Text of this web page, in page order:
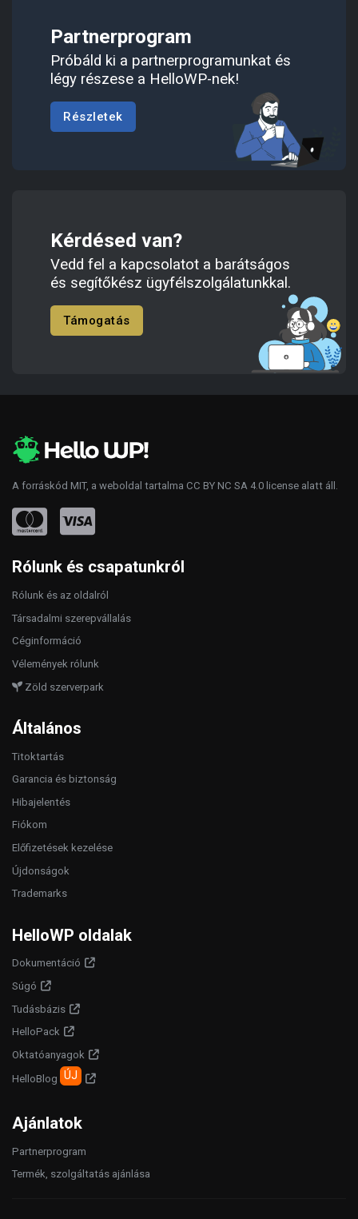
Partnerprogram
Próbáld ki a partnerprogramunkat és
légy részese a HelloWP-nek!
Részletek
Kérdésed van?
Vedd fel a kapcsolatot a barátságos
és segítőkész ügyfélszolgálatunkkal.
Támogatás
A forráskód MIT, a weboldal tartalma CC BY NC SA 4.0 license alatt áll.
Rólunk és csapatunkról
Rólunk és az oldalról
Társadalmi szerepvállalás
Céginformáció
Vélemények rólunk
Zöld szerverpark
Általános
Titoktartás
Garancia és biztonság
Hibajelentés
Fiókom
Előfizetések kezelése
Újdonságok
Trademarks
HelloWP oldalak
Dokumentáció
Súgó
Tudásbázis
HelloPack
Oktatóanyagok
HelloBlog ÚJ
Ajánlatok
Partnerprogram
Termék, szolgáltatás ajánlása